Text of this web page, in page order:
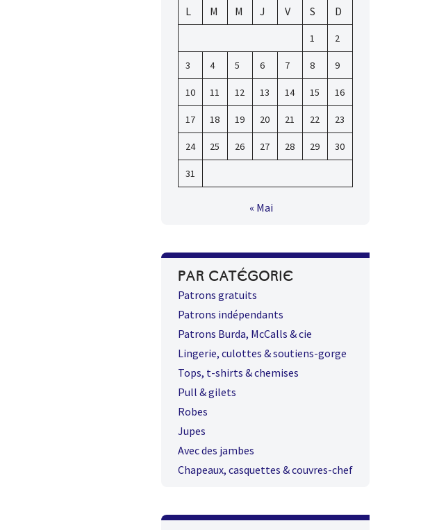
L
M M J V S D
1 2
3 4 5 6 7 8 9
10 11 12 13 14 15 16
17 18 19 20 21 22 23
24 25 26 27 28 29 30
31
« Mai
PAR CATÉGORIE
Patrons gratuits
Patrons indépendants
Patrons Burda, McCalls & cie
Lingerie, culottes & soutiens-gorge
Tops, t-shirts & chemises
Pull & gilets
Robes
Jupes
Avec des jambes
Chapeaux, casquettes & couvres-chef